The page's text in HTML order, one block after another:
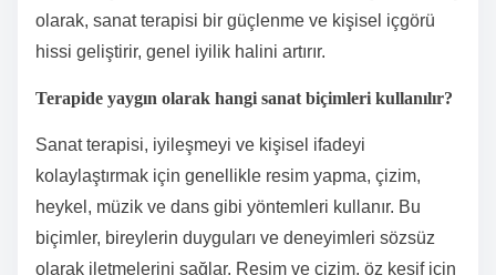
olarak, sanat terapisi bir güçlenme ve kişisel içgörü
hissi geliştirir, genel iyilik halini artırır.
Terapide yaygın olarak hangi sanat biçimleri kullanılır?
Sanat terapisi, iyileşmeyi ve kişisel ifadeyi
kolaylaştırmak için genellikle resim yapma, çizim,
heykel, müzik ve dans gibi yöntemleri kullanır. Bu
biçimler, bireylerin duyguları ve deneyimleri sözsüz
olarak iletmelerini sağlar. Resim ve çizim, öz keşif için